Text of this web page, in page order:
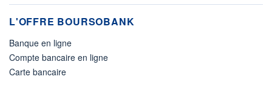
L'OFFRE BOURSOBANK
Banque en ligne
Compte bancaire en ligne
Carte bancaire